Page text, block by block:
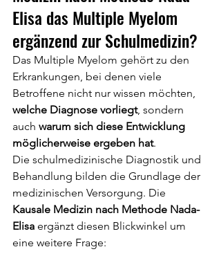
Elisa das Multiple Myelom
ergänzend zur Schulmedizin?
Das Multiple Myelom gehört zu den
Erkrankungen, bei denen viele
Betroffene nicht nur wissen möchten,
welche Diagnose vorliegt, sondern
auch warum sich diese Entwicklung
möglicherweise ergeben hat.
Die schulmedizinische Diagnostik und
Behandlung bilden die Grundlage der
medizinischen Versorgung. Die
Kausale Medizin nach Methode Nada-
Elisa ergänzt diesen Blickwinkel um
eine weitere Frage: